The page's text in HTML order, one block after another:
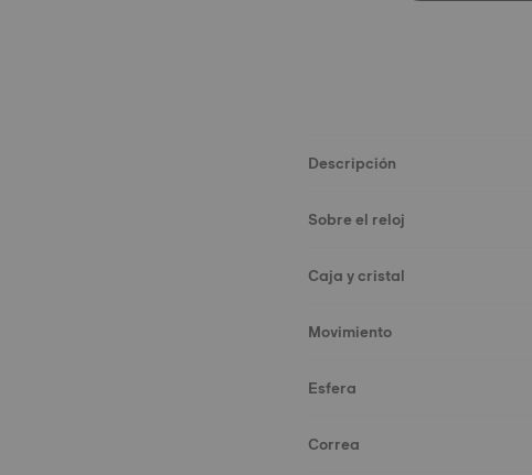
Descripción
Sobre el reloj
Caja y cristal
Movimiento
Esfera
Correa